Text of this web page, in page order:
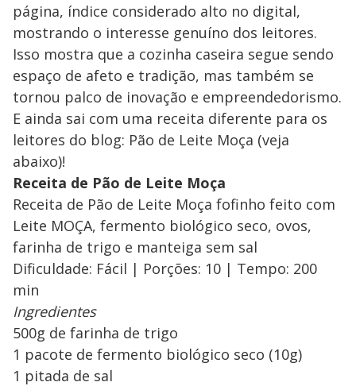
página, índice considerado alto no digital,
mostrando o interesse genuíno dos leitores.
Isso mostra que a cozinha caseira segue sendo
espaço de afeto e tradição, mas também se
tornou palco de inovação e empreendedorismo.
E ainda sai com uma receita diferente para os
leitores do blog: Pão de Leite Moça (veja
abaixo)!
Receita de Pão de Leite Moça
Receita de Pão de Leite Moça fofinho feito com
Leite MOÇA, fermento biológico seco, ovos,
farinha de trigo e manteiga sem sal
Dificuldade: Fácil | Porções: 10 | Tempo: 200
min
Ingredientes
500g de farinha de trigo
1 pacote de fermento biológico seco (10g)
1 pitada de sal